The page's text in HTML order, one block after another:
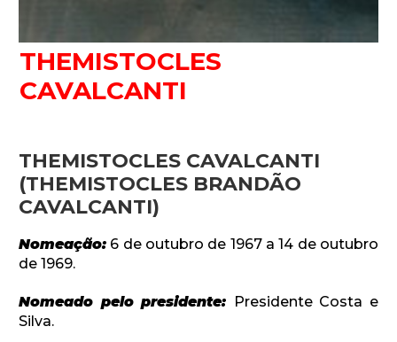
THEMISTOCLES
CAVALCANTI
THEMISTOCLES CAVALCANTI
(THEMISTOCLES BRANDÃO
CAVALCANTI)
Nomeação: 6 de outubro de 1967 a 14 de outubro
de 1969.
Nomeado pelo presidente:
Presidente Costa e
Silva.
CADASTRAR
Desenvolvido por SendPulse